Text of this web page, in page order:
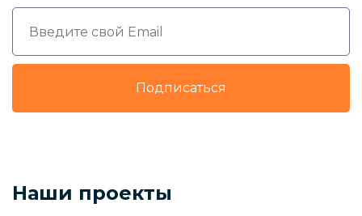
Подписаться
Наши проекты